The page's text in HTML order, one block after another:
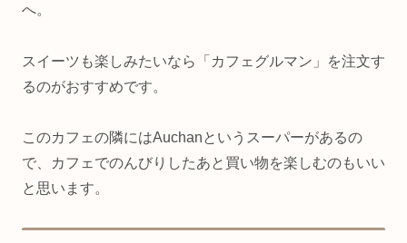
へ。
スイーツも楽しみたいなら「カフェグルマン」を注文す
るのがおすすめです。
このカフェの隣にはAuchanというスーパーがあるの
で、カフェでのんびりしたあと買い物を楽しむのもいい
と思います。